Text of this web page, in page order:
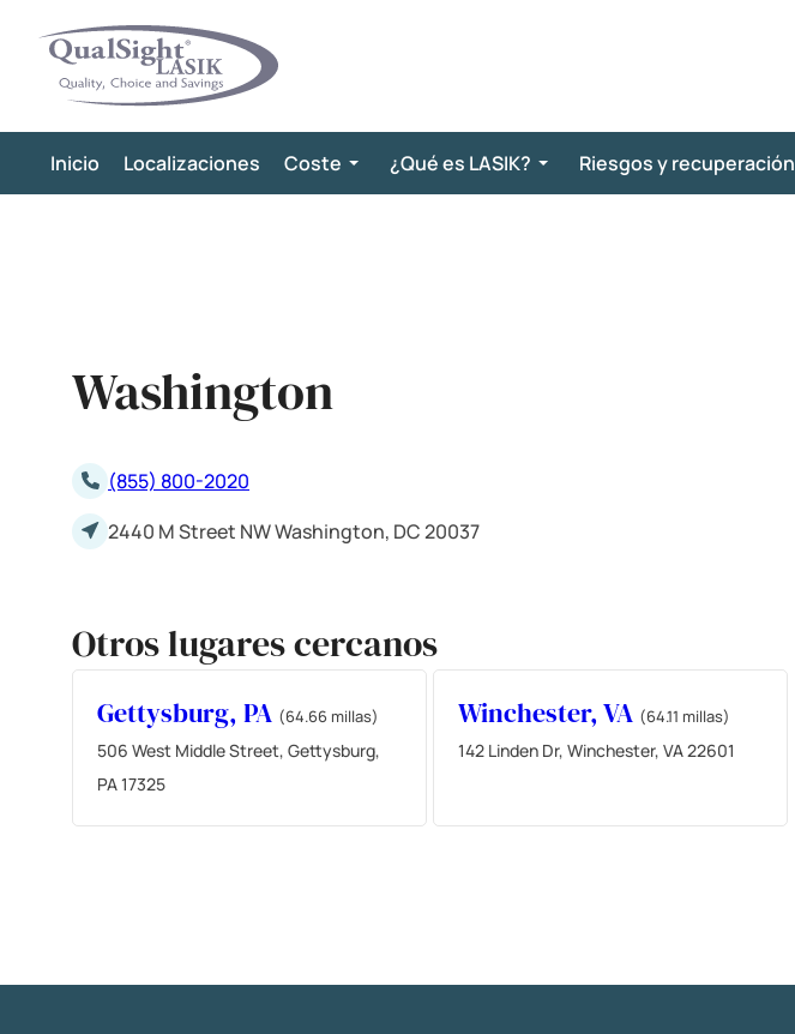
contenido
Inicio Localizaciones Coste ¿Qué es LASIK? Riesgos y recuperación
Washington
(855) 800-2020
2440 M Street NW Washington, DC 20037
Otros lugares cercanos
Gettysburg, PA (64.66 millas)
506 West Middle Street, Gettysburg,
PA 17325
Winchester, VA (64.11 millas)
142 Linden Dr, Winchester, VA 22601